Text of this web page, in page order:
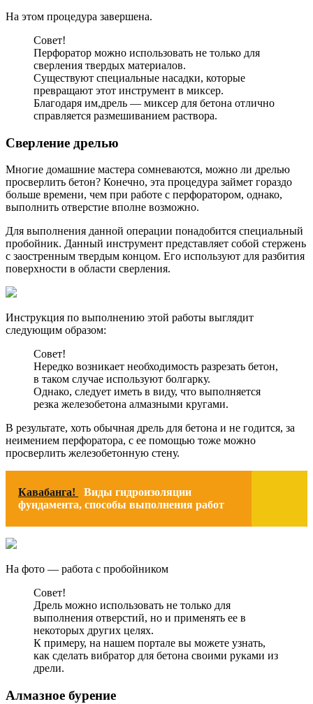
На этом процедура завершена.
Совет!
Перфоратор можно использовать не только для
сверления твердых материалов.
Существуют специальные насадки, которые
превращают этот инструмент в миксер.
Благодаря им,дрель — миксер для бетона отлично
справляется размешиванием раствора.
Сверление дрелью
Многие домашние мастера сомневаются, можно ли дрелью
просверлить бетон? Конечно, эта процедура займет гораздо
больше времени, чем при работе с перфоратором, однако,
выполнить отверстие вполне возможно.
Для выполнения данной операции понадобится специальный
пробойник. Данный инструмент представляет собой стержень
с заостренным твердым концом. Его используют для разбития
поверхности в области сверления.
Инструкция по выполнению этой работы выглядит
следующим образом:
Совет!
Нередко возникает необходимость разрезать бетон,
в таком случае используют болгарку.
Однако, следует иметь в виду, что выполняется
резка железобетона алмазными кругами.
В результате, хоть обычная дрель для бетона и не годится, за
неимением перфоратора, с ее помощью тоже можно
просверлить железобетонную стену.
Кавабанга!
Виды гидроизоляции
фундамента, способы выполнения работ
На фото — работа с пробойником
Совет!
Дрель можно использовать не только для
выполнения отверстий, но и применять ее в
некоторых других целях.
К примеру, на нашем портале вы можете узнать,
как сделать вибратор для бетона своими руками из
дрели.
Алмазное бурение